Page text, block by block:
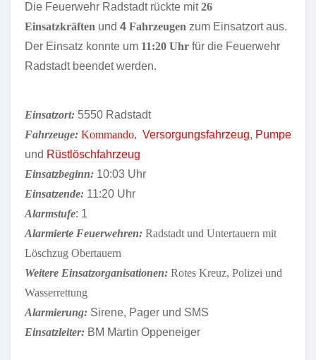
Die Feuerwehr Radstadt rückte mit26
Einsatzkräften und 4 Fahrzeugen zum Einsatzort aus.
Der Einsatz konnte um 11:20 Uhr für die Feuerwehr
Radstadt beendet werden.
Einsatzort: 5550 Radstadt
Fahrzeuge: Kommando, Versorgungsfahrzeug, Pumpe
und Rüstlöschfahrzeug
Einsatzbeginn: 10:03 Uhr
Einsatzende: 11:20 Uhr
Alarmstufe: 1
Alarmierte Feuerwehren: Radstadt und Untertauern mit
Löschzug Obertauern
Weitere Einsatzorganisationen: Rotes Kreuz, Polizei und
Wasserrettung
Alarmierung: Sirene, Pager und SMS
Einsatzleiter: BM Martin Oppeneiger